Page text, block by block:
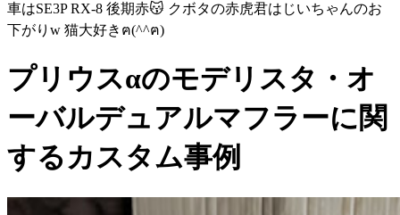
車はSE3P RX-8 後期赤😽 クボタの赤虎君はじいちゃんのお
下がりw 猫大好きฅ(^^ฅ)
プリウスαのモデリスタ・オ
ーバルデュアルマフラーに関
するカスタム事例